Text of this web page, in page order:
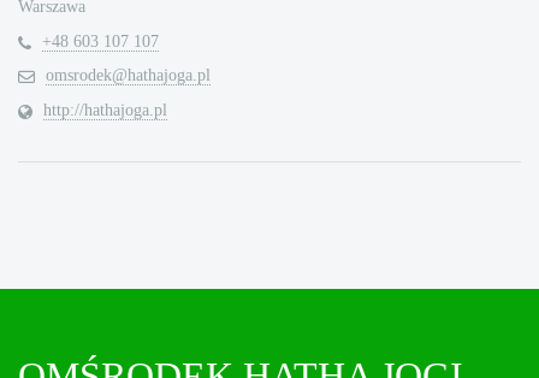
Warszawa
+48 603 107 107
omsrodek@hathajoga.pl
http://hathajoga.pl